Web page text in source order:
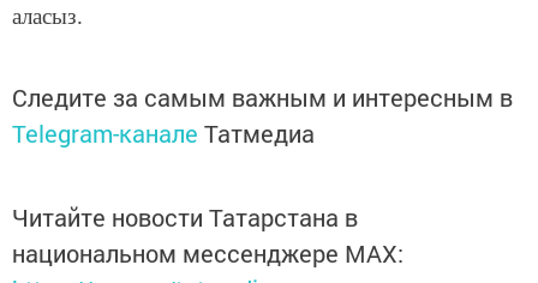
аласыз.
Следите за самым важным и интересным в
Telegram-канале Татмедиа
Читайте новости Татарстана в
национальном мессенджере MАХ: